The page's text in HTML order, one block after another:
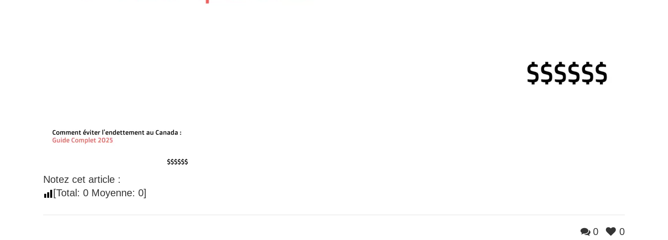
Notez cet article :
[Total: 0 Moyenne: 0]
0
0